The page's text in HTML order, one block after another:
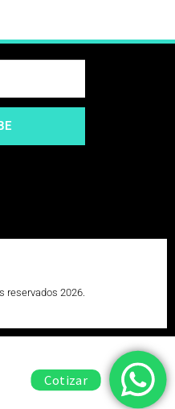
reservados 2026.
Cotizar